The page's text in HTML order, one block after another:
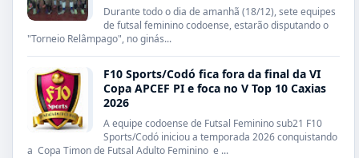
Durante todo o dia de amanhã (18/12), sete equipes
de futsal feminino codoense, estarão disputando o
"Torneio Relâmpago", no ginás...
F10 Sports/Codó fica fora da final da VI
Copa APCEF PI e foca no V Top 10 Caxias
2026
A equipe codoense de Futsal Feminino sub21 F10
Sports/Codó iniciou a temporada 2026 conquistando
a Copa Timon de Futsal Adulto Feminino e ...